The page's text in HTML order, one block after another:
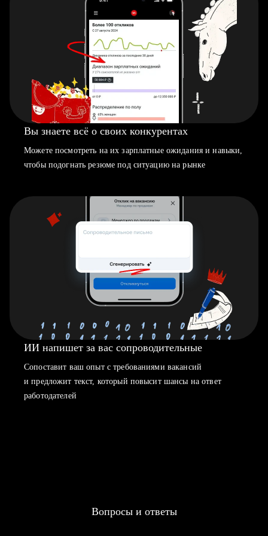
Вы знаете всё о своих конкурентах
Можете посмотреть на их зарплатные ожидания и навыки,
чтобы подогнать резюме под ситуацию на рынке
ИИ напишет за вас сопроводительные
Сопоставит ваш опыт с требованиями вакансий
и предложит текст, который повысит шансы на ответ
работодателей
Вопросы и ответы